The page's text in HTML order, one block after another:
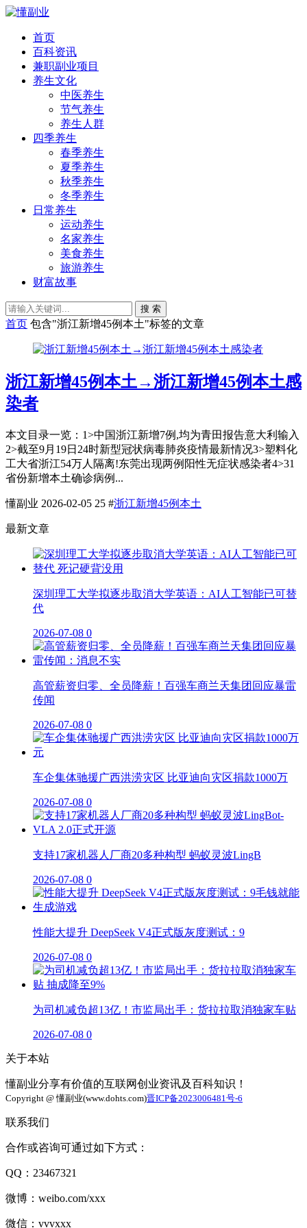
首页
百科资讯
兼职副业项目
养生文化
中医养生
节气养生
养生人群
四季养生
春季养生
夏季养生
秋季养生
冬季养生
日常养生
运动养生
名家养生
美食养生
旅游养生
财富故事
搜 索
首页 包含"浙江新增45例本土"标签的文章
浙江新增45例本土→浙江新增45例本土感
染者
本文目录一览：1˃中国浙江新增7例,均为青田报告意大利输入
2˃截至9月19日24时新型冠状病毒肺炎疫情最新情况3˃塑料化
工大省浙江54万人隔离!东莞出现两例阳性无症状感染者4˃31
省份新增本土确诊病例...
懂副业 2026-02-05 25 #浙江新增45例本土
最新文章
深圳理工大学拟逐步取消大学英语：AI人工智能已可替
代
2026-07-08 0
高管薪资归零、全员降薪！百强车商兰天集团回应暴雷
传闻
2026-07-08 0
车企集体驰援广西洪涝灾区 比亚迪向灾区捐款1000万
2026-07-08 0
支持17家机器人厂商20多种构型 蚂蚁灵波LingB
2026-07-08 0
性能大提升 DeepSeek V4正式版灰度测试：9
2026-07-08 0
为司机减负超13亿！市监局出手：货拉拉取消独家车贴
2026-07-08 0
关于本站
懂副业分享有价值的互联网创业资讯及百科知识！
Copyright @ 懂副业(www.dohts.com)晋ICP备2023006481号-6
联系我们
合作或咨询可通过如下方式：
QQ：23467321
微博：weibo.com/xxx
微信：vvvxxx